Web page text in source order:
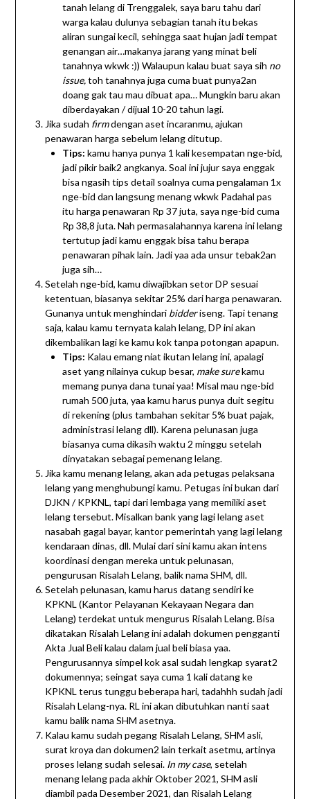
tanah lelang di Trenggalek, saya baru tahu dari
warga kalau dulunya sebagian tanah itu bekas
aliran sungai kecil, sehingga saat hujan jadi tempat
genangan air…makanya jarang yang minat beli
tanahnya wkwk :)) Walaupun kalau buat saya sih no
issue,toh tanahnya juga cuma buat punya2an
doang gak tau mau dibuat apa… Mungkin baru akan
diberdayakan / dijual 10-20 tahun lagi.
Jika sudah firmdengan aset incaranmu, ajukan
penawaran harga sebelum lelang ditutup.
Tips: kamu hanya punya 1 kali kesempatan nge-bid,
jadi pikir baik2 angkanya. Soal ini jujur saya enggak
bisa ngasih tips detail soalnya cuma pengalaman 1x
nge-bid dan langsung menang wkwk Padahal pas
itu harga penawaran Rp 37 juta, saya nge-bid cuma
Rp 38,8 juta. Nah permasalahannya karena ini lelang
tertutup jadi kamu enggak bisa tahu berapa
penawaran pihak lain. Jadi yaa ada unsur tebak2an
juga sih…
Setelah nge-bid, kamu diwajibkan setor DP sesuai
ketentuan, biasanya sekitar 25% dari harga penawaran.
Gunanya untuk menghindari bidderiseng. Tapi tenang
saja, kalau kamu ternyata kalah lelang, DP ini akan
dikembalikan lagi ke kamu kok tanpa potongan apapun.
Tips: Kalau emang niat ikutan lelang ini, apalagi
aset yang nilainya cukup besar, make surekamu
memang punya dana tunai yaa! Misal mau nge-bid
rumah 500 juta, yaa kamu harus punya duit segitu
di rekening (plus tambahan sekitar 5% buat pajak,
administrasi lelang dll). Karena pelunasan juga
biasanya cuma dikasih waktu 2 minggu setelah
dinyatakan sebagai pemenang lelang.
Jika kamu menang lelang, akan ada petugas pelaksana
lelang yang menghubungi kamu. Petugas ini bukan dari
DJKN / KPKNL, tapi dari lembaga yang memiliki aset
lelang tersebut. Misalkan bank yang lagi lelang aset
nasabah gagal bayar, kantor pemerintah yang lagi lelang
kendaraan dinas, dll. Mulai dari sini kamu akan intens
koordinasi dengan mereka untuk pelunasan,
pengurusan Risalah Lelang, balik nama SHM, dll.
Setelah pelunasan, kamu harus datang sendiri ke
KPKNL (Kantor Pelayanan Kekayaan Negara dan
Lelang) terdekat untuk mengurus Risalah Lelang. Bisa
dikatakan Risalah Lelang ini adalah dokumen pengganti
Akta Jual Beli kalau dalam jual beli biasa yaa.
Pengurusannya simpel kok asal sudah lengkap syarat2
dokumennya; seingat saya cuma 1 kali datang ke
KPKNL terus tunggu beberapa hari, tadahhh sudah jadi
Risalah Lelang-nya. RL ini akan dibutuhkan nanti saat
kamu balik nama SHM asetnya.
Kalau kamu sudah pegang Risalah Lelang, SHM asli,
surat kroya dan dokumen2 lain terkait asetmu, artinya
proses lelang sudah selesai. In my case, setelah
menang lelang pada akhir Oktober 2021, SHM asli
diambil pada Desember 2021, dan Risalah Lelang